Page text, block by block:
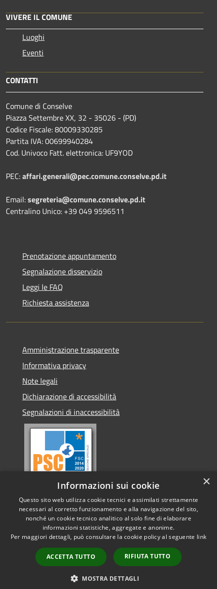
VIVERE IL COMUNE
Luoghi
Eventi
CONTATTI
Comune di Conselve
Piazza Settembre XX, 32 - 35026 - (PD)
Codice Fiscale: 80009330285
Partita IVA: 00699940284
Cod. Univoco Fatt. elettronica: UF9YOD
PEC:affari.generali@pec.comune.conselve.pd.it
Email:segreteria@comune.conselve.pd.it
Centralino Unico: +39 049 9596511
Prenotazione appuntamento
Segnalazione disservizio
Leggi le FAQ
Richiesta assistenza
Amministrazione trasparente
Informativa privacy
Note legali
Dichiarazione di accessibilità
Segnalazioni di inaccessibilità
Accessibilità
Copyright © 2026 • Comune di
Conselve • Powered by
Municipium•
Accesso
redazione
×
Informazioni sui cookie
Questo sito web utilizza cookie tecnici e assimilati strettamente
necessari al corretto funzionamento e alla navigazione del sito,
nonché un cookie tecnico analitico al solo fine di elaborare
informazioni statistiche, aggregate e anonime.
Per maggiori dettagli, può consultare la cookie policy al seguente link
ACCETTA TUTTO RIFIUTA TUTTO
MOSTRA DETTAGLI